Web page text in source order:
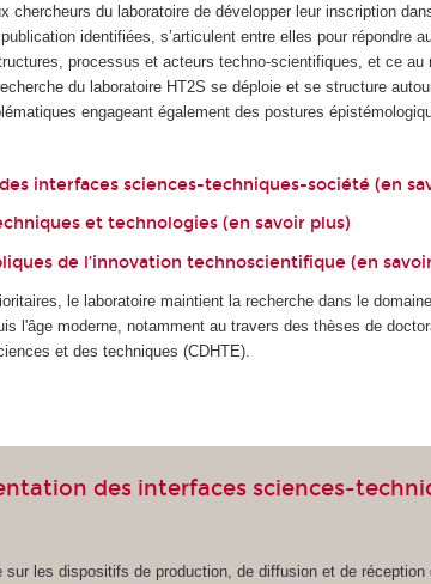
chercheurs du laboratoire de développer leur inscription
identifiées, s’articulent entre elles pour répondre
processus et acteurs techno-scientifiques, et ce au
du laboratoire HT2S se déploie et se structure
engageant également des postures
interfaces sciences-techniques-société (en
et technologies (en savoir plus)
de l’innovation technoscientifique (en
le laboratoire maintient la recherche dans le
l'âge moderne, notamment au travers des thèses de
et des techniques (CDHTE).
des interfaces sciences-
sur les dispositifs de production, de diffusion et de réception